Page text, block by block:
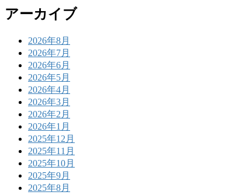
アーカイブ
2026年8月
2026年7月
2026年6月
2026年5月
2026年4月
2026年3月
2026年2月
2026年1月
2025年12月
2025年11月
2025年10月
2025年9月
2025年8月